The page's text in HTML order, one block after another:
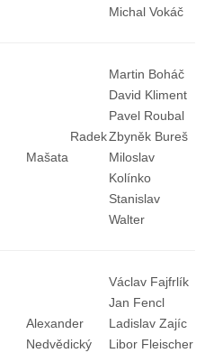
Michal Vokáč
Radek
Mašata
Martin Boháč
David Kliment
Pavel Roubal
Zbyněk Bureš
Miloslav
Kolínko
Stanislav
Walter
Alexander
Nedvědický
Václav Fajfrlík
Jan Fencl
Ladislav Zajíc
Libor Fleischer